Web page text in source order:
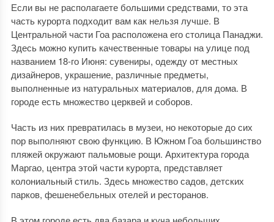
Если вы не располагаете большими средствами, то эта
часть курорта подходит вам как нельзя лучше. В
Центральной части Гоа расположена его столица Панаджи.
Здесь можно купить качественные товары на улице под
названием 18-го Июня: сувениры, одежду от местных
дизайнеров, украшение, различные предметы,
выполненные из натуральных материалов, для дома. В
городе есть множество церквей и соборов.
Часть из них превратилась в музеи, но некоторые до сих
пор выполняют свою функцию. В Южном Гоа большинство
пляжей окружают пальмовые рощи. Архитектура города
Маргао, центра этой части курорта, представляет
колониальный стиль. Здесь множество садов, детских
парков, фешенебельных отелей и ресторанов.